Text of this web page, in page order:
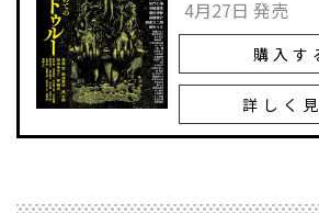
4月27日 発売
購入す
詳しく